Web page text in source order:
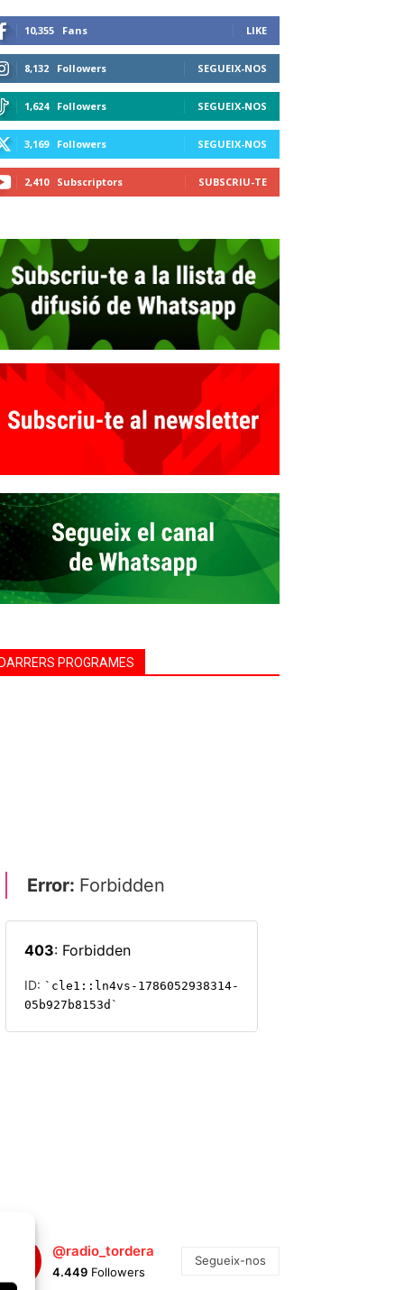
10,355 Fans LIKE
8,132 Followers SEGUEIX-NOS
1,624 Followers SEGUEIX-NOS
3,169 Followers SEGUEIX-NOS
2,410 Subscriptors SUBSCRIU-TE
PROGRAMES
@radio_tordera
4.449 Followers
Segueix-nos